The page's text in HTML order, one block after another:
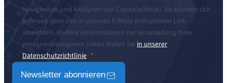
Neuigkeiten und Analysen von CapitalatWork). Sie können sich
jederzeit über den in unseren E-Mails enthaltenen Link
abmelden. Weitere Informationen zur Verarbeitung Ihrer
personenbezogenen Daten finden Sie in unserer
Datenschutzrichtlinie
Newsletter abonnieren